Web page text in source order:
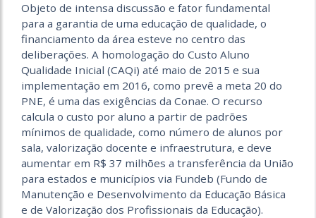
Objeto de intensa discussão e fator fundamental
para a garantia de uma educação de qualidade, o
financiamento da área esteve no centro das
deliberações. A homologação do Custo Aluno
Qualidade Inicial (CAQi) até maio de 2015 e sua
implementação em 2016, como prevê a meta 20 do
PNE, é uma das exigências da Conae. O recurso
calcula o custo por aluno a partir de padrões
mínimos de qualidade, como número de alunos por
sala, valorização docente e infraestrutura, e deve
aumentar em R$ 37 milhões a transferência da União
para estados e municípios via Fundeb (Fundo de
Manutenção e Desenvolvimento da Educação Básica
e de Valorização dos Profissionais da Educação).